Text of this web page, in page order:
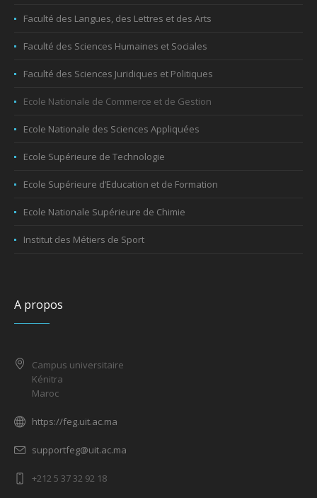
Faculté des Langues, des Lettres et des Arts
Faculté des Sciences Humaines et Sociales
Faculté des Sciences Juridiques et Politiques
Ecole Nationale de Commerce et de Gestion
Ecole Nationale des Sciences Appliquées
Ecole Supérieure de Technologie
Ecole Supérieure d’Education et de Formation
Ecole Nationale Supérieure de Chimie
Institut des Métiers de Sport
A propos
Campus universitaire
Kénitra
Maroc
https://feg.uit.ac.ma
supportfeg@uit.ac.ma
+212 5 37 32 92 18